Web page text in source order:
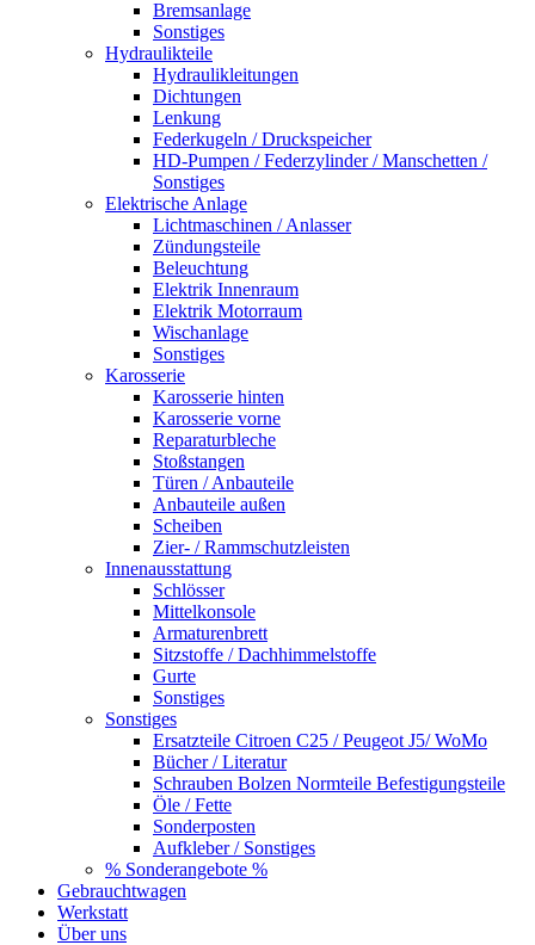
Bremsanlage
Sonstiges
Hydraulikteile
Hydraulikleitungen
Dichtungen
Lenkung
Federkugeln / Druckspeicher
HD-Pumpen / Federzylinder / Manschetten /
Sonstiges
Elektrische Anlage
Lichtmaschinen / Anlasser
Zündungsteile
Beleuchtung
Elektrik Innenraum
Elektrik Motorraum
Wischanlage
Sonstiges
Karosserie
Karosserie hinten
Karosserie vorne
Reparaturbleche
Stoßstangen
Türen / Anbauteile
Anbauteile außen
Scheiben
Zier- / Rammschutzleisten
Innenausstattung
Schlösser
Mittelkonsole
Armaturenbrett
Sitzstoffe / Dachhimmelstoffe
Gurte
Sonstiges
Sonstiges
Ersatzteile Citroen C25 / Peugeot J5/ WoMo
Bücher / Literatur
Schrauben Bolzen Normteile Befestigungsteile
Öle / Fette
Sonderposten
Aufkleber / Sonstiges
% Sonderangebote %
Gebrauchtwagen
Werkstatt
Über uns